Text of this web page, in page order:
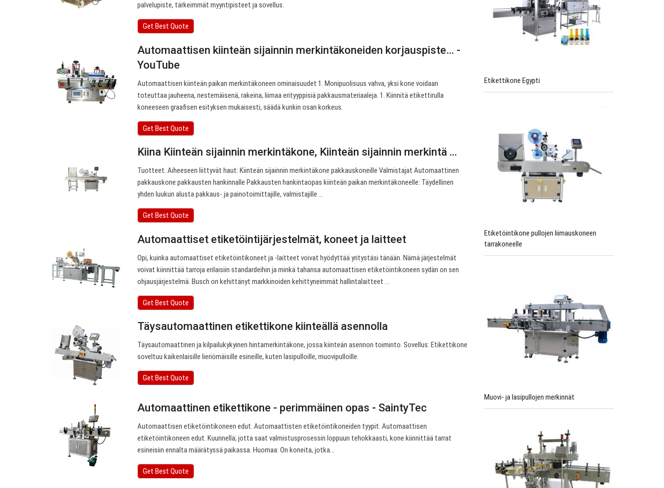
palvelupiste, tärkeimmät myyntipisteet ja sovellus.
Get Best Quote
Automaattisen kiinteän sijainnin merkintäkoneiden korjauspiste… -
YouTube
Automaattisen kiinteän paikan merkintäkoneen ominaisuudet 1. Monipuolisuus vahva, yksi kone voidaan
toteuttaa jauheena, nestemäisenä, rakeina, liimaa erityyppisiä pakkausmateriaaleja. 1. Kiinnitä etikettirulla
koneeseen graafisen esityksen mukaisesti, säädä kunkin osan korkeus.
Get Best Quote
Kiina Kiinteän sijainnin merkintäkone, Kiinteän sijainnin merkintä ...
Tuotteet. Aiheeseen liittyvät haut: Kiinteän sijainnin merkintäkone pakkauskoneille Valmistajat Automaattinen
pakkauskone pakkausten hankinnalle Pakkausten hankintaopas kiinteän paikan merkintäkoneelle: Täydellinen
yhden luukun alusta pakkaus- ja painotoimittajille, valmistajille ...
Get Best Quote
Automaattiset etiketöintijärjestelmät, koneet ja laitteet
Opi, kuinka automaattiset etiketöintikoneet ja -laitteet voivat hyödyttää yritystäsi tänään. Nämä järjestelmät
voivat kiinnittää tarroja erilaisiin standardeihin ja minkä tahansa automaattisen etiketöintikoneen sydän on sen
ohjausjärjestelmä. Busch on kehittänyt markkinoiden kehittyneimmät hallintalaitteet ...
Get Best Quote
Täysautomaattinen etikettikone kiinteällä asennolla
Täysautomaattinen ja kilpailukykyinen hintamerkintäkone, jossa kiinteän asennon toiminto. Sovellus: Etikettikone
soveltuu kaikenlaisille lieriömäisille esineille, kuten lasipulloille, muovipulloille.
Get Best Quote
Automaattinen etikettikone - perimmäinen opas - SaintyTec
Automaattisen etiketöintikoneen edut. Automaattisten etiketöintikoneiden tyypit. Automaattisen
etiketöintikoneen edut. Kuunnella; jotta saat valmistusprosessin loppuun tehokkaasti, kone kiinnittää tarrat
esineisiin ennalta määrätyssä paikassa. Huomaa: On koneita, jotka…
Get Best Quote
Etikettikone Egypti
Etiketöintikone pullojen liimauskoneen
tarrakoneelle
Muovi- ja lasipullojen merkinnät